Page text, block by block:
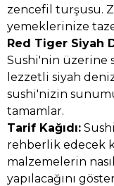
zencefil turşusu.
yemeklerinize
Red Tiger Siyah
Sushi'nin üzerine
lezzetli siyah
sushi'nizin
tamamlar.
Tarif Kağıdı:
rehberlik edecek
malzemelerin
yapılacağını